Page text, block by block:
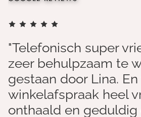
"Telefonisch super
zeer behulpzaam te
gestaan door Lina.
winkelafspraak heel
onthaald en